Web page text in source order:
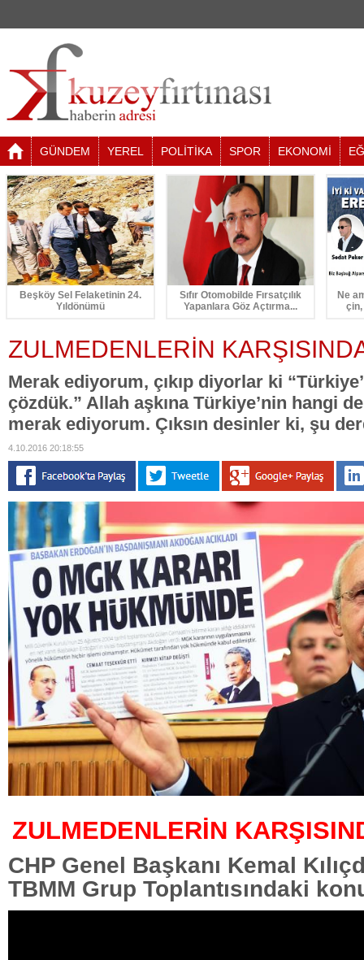
GÜNDEM YEREL POLİTİKA SPOR EKONOMİ
Beşköy Sel Felaketinin 24.
Yıldönümü
Sıfır Otomobilde Fırsatçılık
Yapanlara Göz Açtırma...
Ne
ZULMEDENLERİN
Merak ediyorum, çıkıp diyorlar ki
çözdük.” Allah aşkına Türkiye’nin hangi
merak ediyorum. Çıksın desinler ki, şu
4.10.2016 20:18:55
ZULMEDENLERİN
CHP Genel Başkanı Kemal
TBMM Grup Toplantısındaki